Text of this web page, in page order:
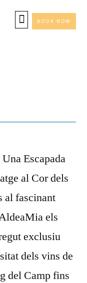
BOOK NOW
Escapada
al Cor dels
al fascinant
els
exclusiu
dels vins de
del Camp fins